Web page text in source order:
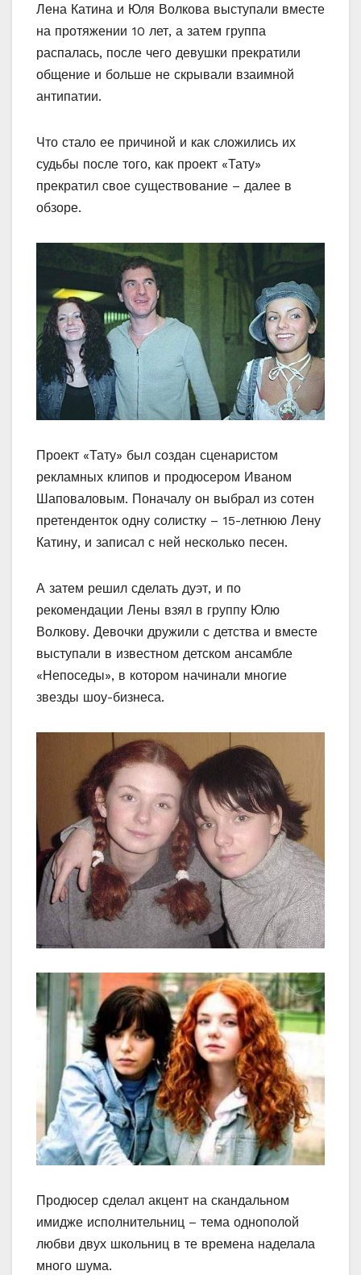
Лена Катина и Юля Волкова выступали вместе
на протяжении 10 лет, а затем группа
распалась, после чего девушки прекратили
общение и больше не скрывали взаимной
антипатии.
Что стало ее причиной и как сложились их
судьбы после того, как проект «Тату»
прекратил свое существование – далее в
обзоре.
Проект «Тату» был создан сценаристом
рекламных клипов и продюсером Иваном
Шаповаловым. Поначалу он выбрал из сотен
претенденток одну солистку – 15-летнюю Лену
Катину, и записал с ней несколько песен.
А затем решил сделать дуэт, и по
рекомендации Лены взял в группу Юлю
Волкову. Девочки дружили с детства и вместе
выступали в известном детском ансамбле
«Непоседы», в котором начинали многие
звезды шоу-бизнеса.
Продюсер сделал акцент на скандальном
имидже исполнительниц – тема однополой
любви двух школьниц в те времена наделала
много шума.